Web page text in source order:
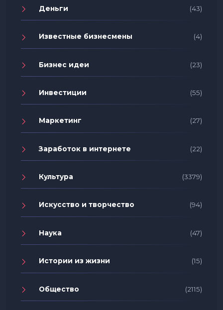
Деньги (43)
Известные бизнесмены (4)
Бизнес идеи (23)
Инвестиции (55)
Маркетинг (27)
Заработок в интернете (22)
Культура (3379)
Искусство и творчество (94)
Наука (47)
Истории из жизни (15)
Общество (2115)